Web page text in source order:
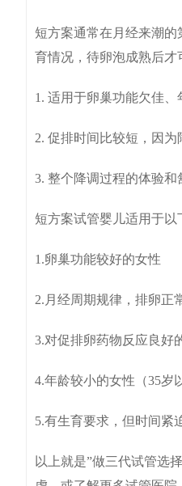
短方案通常在月经来潮
育情况，待卵泡成熟后才
1. 适用于卵巢功能欠佳
2. 促排时间比较短，因为
3. 整个降调过程的体验和
短方案试管婴儿适用于以
1.卵巢功能较好的女性
2.月经周期规律，排卵正
3.对促排卵药物反应良好
4.年龄较小的女性（35岁
5.有生育要求，但时间紧
以上就是”做三代试管选